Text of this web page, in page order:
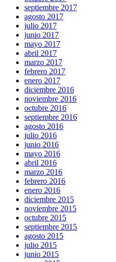
septiembre 2017
agosto 2017
julio 2017
junio 2017
mayo 2017
abril 2017
marzo 2017
febrero 2017
enero 2017
diciembre 2016
noviembre 2016
octubre 2016
septiembre 2016
agosto 2016
julio 2016
junio 2016
mayo 2016
abril 2016
marzo 2016
febrero 2016
enero 2016
diciembre 2015
noviembre 2015
octubre 2015
septiembre 2015
agosto 2015
julio 2015
junio 2015